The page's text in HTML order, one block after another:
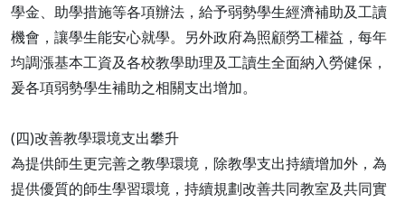
學金、助學措施等各項辦法，給予弱勢學生經濟補助及工讀
機會，讓學生能安心就學。另外政府為照顧勞工權益，每年
均調漲基本工資及各校教學助理及工讀生全面納入勞健保，
爰各項弱勢學生補助之相關支出增加。
(四)改善教學環境支出攀升
為提供師生更完善之教學環境，除教學支出持續增加外，為
提供優質的師生學習環境，持續規劃改善共同教室及共同實